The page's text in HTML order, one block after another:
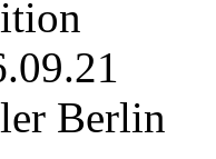
Berlin